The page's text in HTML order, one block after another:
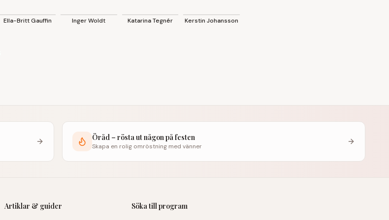
♀
Ella-Britt Gauffin ♀
Inger Woldt ♀
Katarina Tegnér ♀
Kerstin Johansson
Öråd – rösta ut någon på festen
Skapa en rolig omröstning med vänner
Artiklar & guider Söka till program